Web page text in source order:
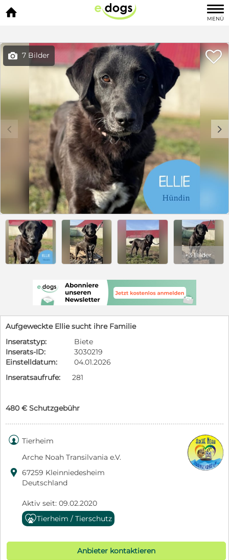

MENÜ
 7 Bilder 
c d
+3 Bilder
Aufgeweckte Ellie sucht ihre Familie
Inseratstyp:
Biete
Inserats-ID:
3030219
Einstelldatum:
04.01.2026
Inseratsaufrufe:
281
480 € Schutzgebühr
 Tierheim
Arche Noah Transilvania e.V.
 67259 Kleinniedesheim
Deutschland
Aktiv seit: 09.02.2020
Tierheim / Tierschutz
Anbieter kontaktieren